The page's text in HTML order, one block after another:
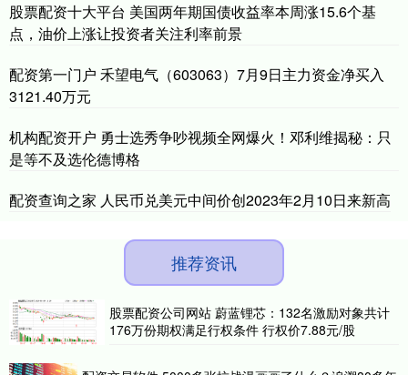
股票配资十大平台 美国两年期国债收益率本周涨15.6个基
点，油价上涨让投资者关注利率前景
配资第一门户 禾望电气（603063）7月9日主力资金净买入
3121.40万元
机构配资开户 勇士选秀争吵视频全网爆火！邓利维揭秘：只
是等不及选伦德博格
配资查询之家 人民币兑美元中间价创2023年2月10日来新高
推荐资讯
股票配资公司网站 蔚蓝锂芯：132名激励对象共计
176万份期权满足行权条件 行权价7.88元/股